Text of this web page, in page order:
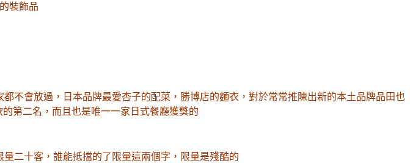
裝飾品
都不會放過 ，日本品牌最愛杏子的配菜 ，勝博店的麵衣 ， 對於常常推陳出新的本土品牌品田也
的第二名 ，而且也是唯一一家日式餐廳獲獎的
量二十客 ，誰能抵擋的了限量這兩個字 ，限量是殘酷的